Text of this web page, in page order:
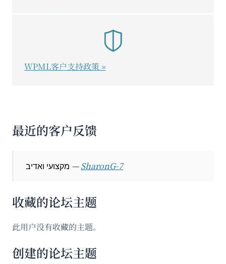
最近的客户反馈
SharonG-7
收藏的论坛主题
此用户没有收藏的主题。
创建的论坛主题
WPML客户支持政策 »